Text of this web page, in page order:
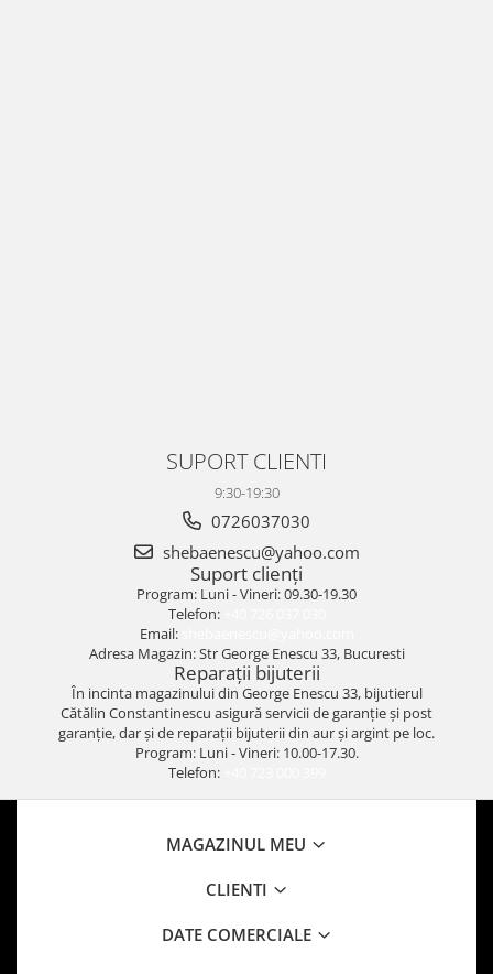
SUPORT CLIENTI
9:30-19:30
0726037030
shebaenescu@yahoo.com
Suport clienți
Program: Luni - Vineri: 09.30-19.30
Telefon:
Email:
Adresa Magazin: Str George Enescu 33, Bucuresti
Reparații bijuterii
În incinta magazinului din George Enescu 33, bijutierul
Cătălin Constantinescu asigură servicii de garanție și post
garanție, dar și de reparații bijuterii din aur și argint pe loc.
Program: Luni - Vineri: 10.00-17.30.
Telefon:
MAGAZINUL MEU
CLIENTI
DATE COMERCIALE